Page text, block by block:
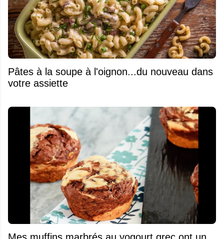
Pâtes à la soupe à l'oignon...du nouveau dans
votre assiette